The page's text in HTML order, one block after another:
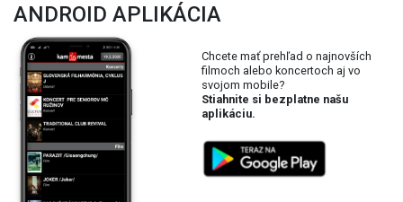
ANDROID APLIKÁCIA
Chcete mať prehľad o najnovších
filmoch alebo koncertoch aj vo
svojom mobile?
Stiahnite si bezplatne našu
aplikáciu.